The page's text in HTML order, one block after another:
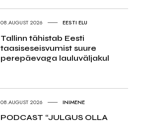
08.AUGUST 2026 EESTI ELU
Tallinn tähistab Eesti
taasiseseisvumist suure
perepäevaga lauluväljakul
08.AUGUST 2026 INIMENE
PODCAST “JULGUS OLLA